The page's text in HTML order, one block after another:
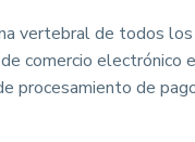
vertebral de todos los
comercio electrónico
procesamiento de